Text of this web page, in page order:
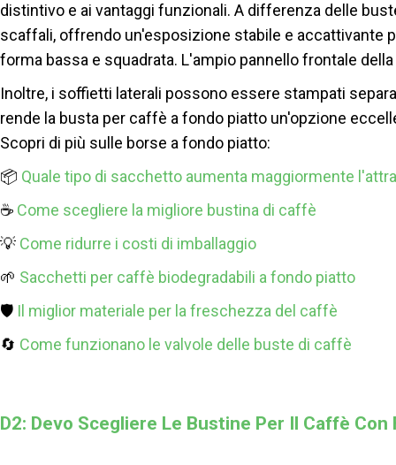
distintivo e ai vantaggi funzionali. A differenza delle
scaffali, offrendo un'esposizione stabile e accattivante
forma bassa e squadrata. L'ampio pannello frontale
Inoltre, i soffietti laterali possono essere stampati
rende la busta per caffè a fondo piatto un'opzione
Scopri di più sulle borse a fondo piatto:
📦 Quale tipo di sacchetto aumenta maggiormente
☕ Come scegliere la migliore bustina di caffè
💡 Come ridurre i costi di imballaggio
🌱 Sacchetti per caffè biodegradabili a fondo piatto
🛡️ Il miglior materiale per la freschezza del caffè
🔄 Come funzionano le valvole delle buste di caffè
D2: Devo Scegliere Le Bustine Per Il Caffè